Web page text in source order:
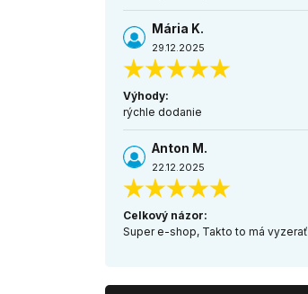
Mária K.
29.12.2025
Výhody:
rýchle dodanie
Anton M.
22.12.2025
Celkový názor:
Super e-shop, Takto to má vyzerať